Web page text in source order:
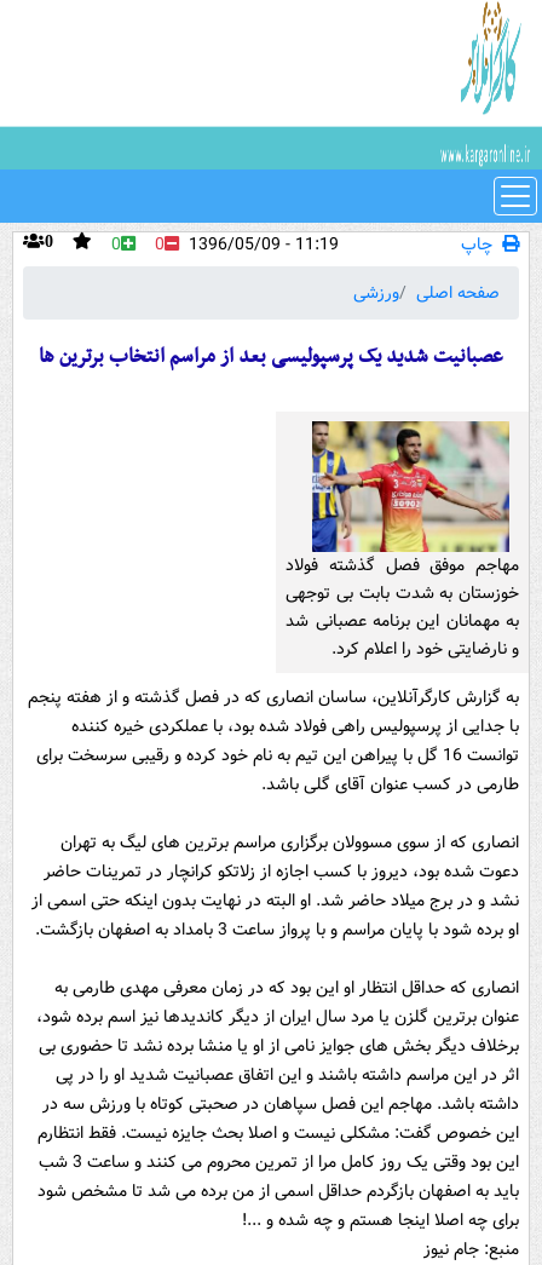
چاپ 0 0 0
11:19 - 1396/05/09
صفحه اصلی
ورزشی
عصبانیت شدید یک پرسپولیسی بعد از مراسم انتخاب برترین ها
مهاجم موفق فصل گذشته فولاد
خوزستان به شدت بابت بی توجهی
به مهمانان این برنامه عصبانی شد
و نارضایتی خود را اعلام کرد.
به گزارش کارگرآنلاین، ساسان انصاری که در فصل گذشته و از هفته پنجم
با جدایی از پرسپولیس راهی فولاد شده بود، با عملکردی خیره کننده
توانست 16 گل با پیراهن این تیم به نام خود کرده و رقیبی سرسخت برای
طارمی در کسب عنوان آقای گلی باشد.
انصاری که از سوی مسوولان برگزاری مراسم برترین های لیگ به تهران
دعوت شده بود، دیروز با کسب اجازه از زلاتکو کرانچار در تمرینات حاضر
نشد و در برج میلاد حاضر شد. او البته در نهایت بدون اینکه حتی اسمی از
او برده شود با پایان مراسم و با پرواز ساعت 3 بامداد به اصفهان بازگشت.
انصاری که حداقل انتظار او این بود که در زمان معرفی مهدی طارمی به
عنوان برترین گلزن یا مرد سال ایران از دیگر کاندیدها نیز اسم برده شود،
برخلاف دیگر بخش های جوایز نامی از او یا منشا برده نشد تا حضوری بی
اثر در این مراسم داشته باشند و این اتفاق عصبانیت شدید او را در پی
داشته باشد. مهاجم این فصل سپاهان در صحبتی کوتاه با ورزش سه در
این خصوص گفت: مشکلی نیست و اصلا بحث جایزه نیست. فقط انتظارم
این بود وقتی یک روز کامل مرا از تمرین محروم می کنند و ساعت 3 شب
باید به اصفهان بازگردم حداقل اسمی از من برده می شد تا مشخص شود
برای چه اصلا اینجا هستم و چه شده و ...!
منبع: جام نیوز